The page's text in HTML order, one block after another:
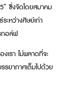
ซึ่งจัดโดยสมาคม
ะหว่างศิษย์เก่า
กอล์ฟ
เรา ไม่พลาดที่จะ
รยากาศเต็มไปด้วย